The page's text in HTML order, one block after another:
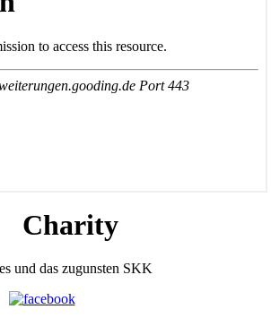
Charity
und das zugunsten SKK